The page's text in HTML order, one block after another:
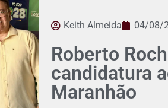
Keith Almeida 04/08/
Roberto
candidatura
Maranhão